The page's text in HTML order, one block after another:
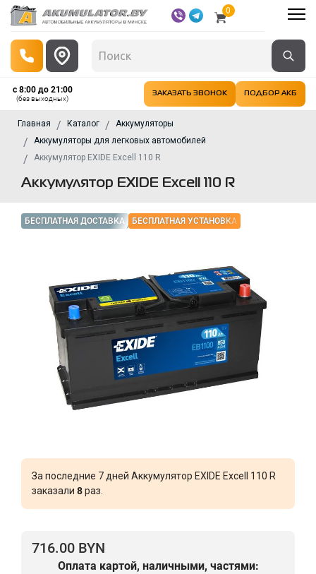
0
с 8:00 до 21:00
(без выходных)
ЗАКАЗАТЬ ЗВОНОК ПОДБОР АКБ
Главная Каталог
Аккумуляторы
Аккумуляторы для легковых автомобилей
Аккумулятор EXIDE Excell 110 R
Аккумулятор EXIDE Excell 110 R
БЕСПЛАТНАЯ ДОСТАВКА БЕСПЛАТНАЯ УСТАНОВКА
За последние 7 дней Аккумулятор EXIDE Excell 110 R
заказали 8раз.
716.00 BYN
Оплата картой, наличными, частями: